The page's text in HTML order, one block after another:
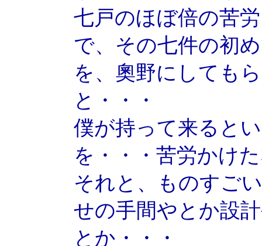
七戸のほぼ倍の苦
で、その七件の初
を、奧野にしても
と・・・
僕が持って来ると
を・・・苦労かけ
それと、ものすご
せの手間やとか設
とか・・・